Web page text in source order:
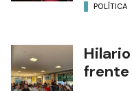
POLÍTICA
frente